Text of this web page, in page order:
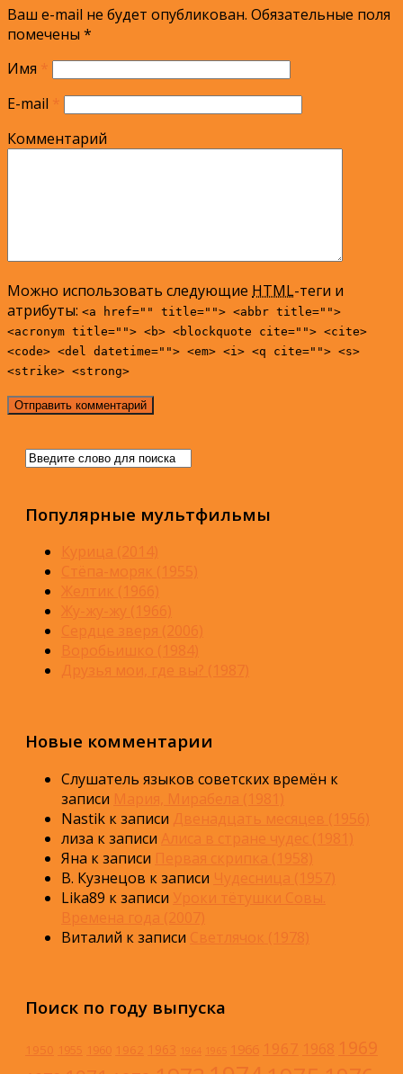
Ваш e-mail не будет опубликован. Обязательные поля
помечены *
Имя *
E-mail *
Комментарий
Можно использовать следующие HTML-теги и
атрибуты: <a href="" title=""> <abbr title="">
<acronym title=""> <b> <blockquote cite=""> <cite>
<code> <del datetime=""> <em> <i> <q cite=""> <s>
<strike> <strong>
Популярные мультфильмы
Курица (2014)
Стёпа-моряк (1955)
Желтик (1966)
Жу-жу-жу (1966)
Сердце зверя (2006)
Воробьишко (1984)
Друзья мои, где вы? (1987)
Новые комментарии
Слушатель языков советских времён к
записи Мария, Мирабела (1981)
Nastik к записи Двенадцать месяцев (1956)
лиза к записи Алиса в стране чудес (1981)
Яна к записи Первая скрипка (1958)
В. Кузнецов к записи Чудесница (1957)
Lika89 к записи Уроки тётушки Совы.
Времена года (2007)
Виталий к записи Светлячок (1978)
Поиск по году выпуска
1950 1955 1960 1962 1963 1964 1965 1966 1967 1968 1969